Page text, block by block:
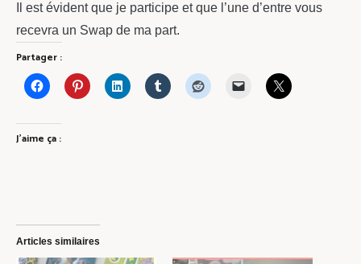
Il est évident que je participe et que l’une d’entre vous
recevra un Swap de ma part.
Partager :
J’aime ça :
Articles similaires